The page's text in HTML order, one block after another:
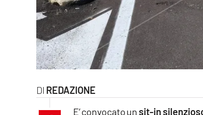
lacitymag.it
REDAZIONE
E’ convocato un sit-in